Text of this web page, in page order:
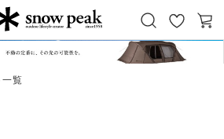
Snow Peak
お
気
カ
一覧